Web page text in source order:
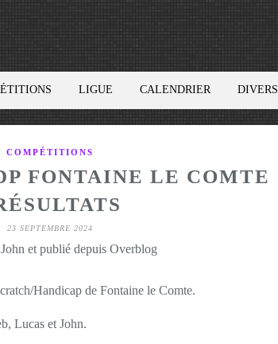
LIGUE CALENDRIER DIVERS
COMPÉTITIONS
FONTAINE LE COMTE
23 SEPTEMBRE 2024
et publié depuis Overblog
Handicap de Fontaine le Comte.
Lucas et John.